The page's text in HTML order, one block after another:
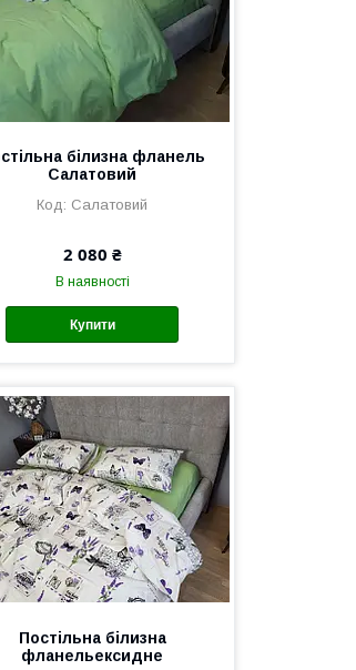
білизна фланель
Салатовий
Салатовий
2 080 ₴
В наявності
Купити
Постільна білизна
фланельексидне